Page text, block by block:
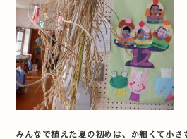
みんなで植えた夏の初めは、か細くて小